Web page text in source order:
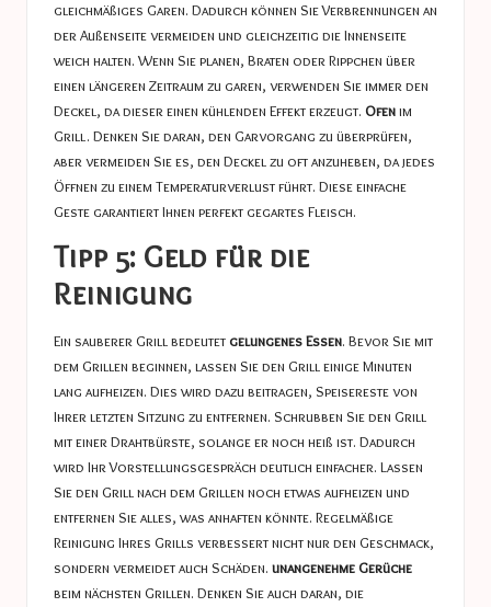
gleichmäßiges Garen. Dadurch können Sie Verbrennungen an
der Außenseite vermeiden und gleichzeitig die Innenseite
weich halten. Wenn Sie planen, Braten oder Rippchen über
einen längeren Zeitraum zu garen, verwenden Sie immer den
Deckel, da dieser einen kühlenden Effekt erzeugt. Ofenim
Grill. Denken Sie daran, den Garvorgang zu überprüfen,
aber vermeiden Sie es, den Deckel zu oft anzuheben, da jedes
Öffnen zu einem Temperaturverlust führt. Diese einfache
Geste garantiert Ihnen perfekt gegartes Fleisch.
Tipp 5: Geld für die
Reinigung
Ein sauberer Grill bedeutet gelungenes Essen. Bevor Sie mit
dem Grillen beginnen, lassen Sie den Grill einige Minuten
lang aufheizen. Dies wird dazu beitragen, Speisereste von
Ihrer letzten Sitzung zu entfernen. Schrubben Sie den Grill
mit einer Drahtbürste, solange er noch heiß ist. Dadurch
wird Ihr Vorstellungsgespräch deutlich einfacher. Lassen
Sie den Grill nach dem Grillen noch etwas aufheizen und
entfernen Sie alles, was anhaften könnte. Regelmäßige
Reinigung Ihres Grills verbessert nicht nur den Geschmack,
sondern vermeidet auch Schäden. unangenehme Gerüche
beim nächsten Grillen. Denken Sie auch daran, die